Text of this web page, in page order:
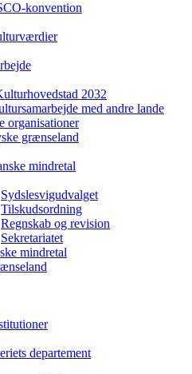
konvention
2032
med andre lande
organisationer
grænseland
mindretal
Sydslesvigudvalget
Tilskudsordning
Regnskab og revision
Sekretariatet
mindretal
departement